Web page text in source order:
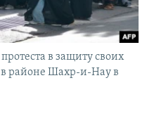
в защиту своих
в районе Шахр-и-Нау в